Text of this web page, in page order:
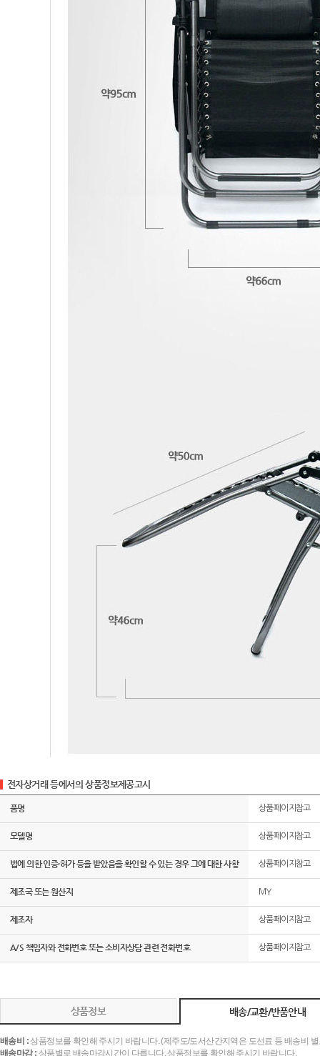
전자상거래 등에서의 상품정보제공고시
품명 상품페이지참고
모델명 상품페이지참고
법에 의한 인증·허가 등을 받았음을 확인할 수 있는 경우 그에 대한 사항 상품페이지참고
제조국 또는 원산지 MY
제조자 상품페이지참고
A/S 책임자와 전화번호 또는 소비자상담 관련 전화번호 상품페이지참고
상품정보 배송/교환/반품안내
배송비 :상품정보를 확인해 주시기 바랍니다. (제주도/도서산간지역은 도선료 등 배송비
배송마감 : 상품별로 배송마감시간이 다릅니다. 상품정보를 확인해 주시기 바랍니다.